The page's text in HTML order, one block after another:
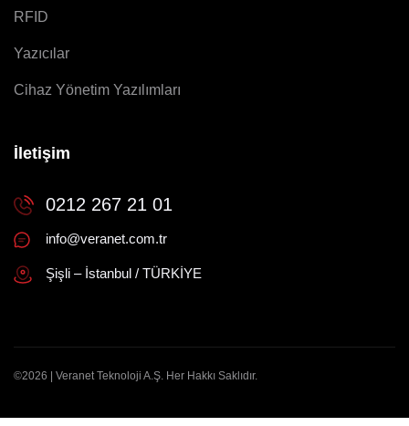
RFID
Yazıcılar
Cihaz Yönetim Yazılımları
İletişim
0212 267 21 01
info@veranet.com.tr
Şişli – İstanbul / TÜRKİYE
©2026 | Veranet Teknoloji A.Ş. Her Hakkı Saklıdır.